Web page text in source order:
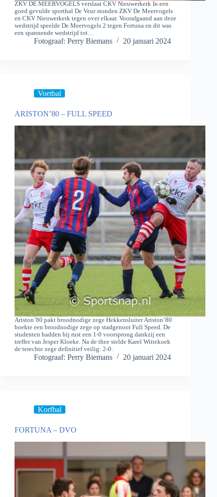
ZKV DE MEERVOGELS verslaat CKV Nieuwerkerk In een
goed gevulde sporthal De Veur stonden ZKV De Meervogels
en CKV Nieuwerkerk tegen over elkaar. Voorafgaand aan deze
wedstrijd speelde De Meervogels 2 tegen Fortuna en dit was
een spannende wedstrijd tot…
Fotograaf: Perry Biemans 20 januari 2024
Voetbal
ARISTON’80 – FULL SPEED
Ariston’80 pakt broodnodige zege Hekkensluiter Ariston’80
boekte een broodnodige zege op stadgenoot Full Speed. De
studenten hadden bij rust een 1-0 voorsprong dankzij een
treffer van Jesper Kloeke. Na de thee stelde Karel Wittekoek
de terechte zege definitief veilig: 2-0.
Fotograaf: Perry Biemans 20 januari 2024
Korfbal
FORTUNA – DVO